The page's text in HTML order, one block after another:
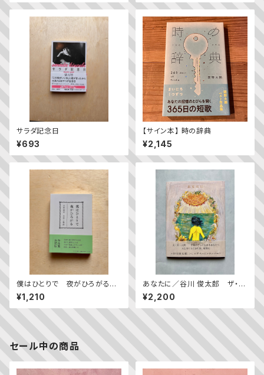
サラダ記念日
¥693
【サイン本】 時の辞典
¥2,145
僕はひとりで 夜がひろがる
——立原道造 全詩＋物語
¥1,210
あなたに／谷川 俊太郎 ザ・キ
ャビンカンパニー
¥2,200
セール中の商品